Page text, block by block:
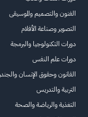
الفنون والتصميم والموسيقى
التصوير وصناعة الأفلام
دورات التكنولوجيا والبرمجة
دورات علم النفس
القانون وحقوق الإنسان والجندر
التربية والتدريس
التغذية والرياضة والصحة